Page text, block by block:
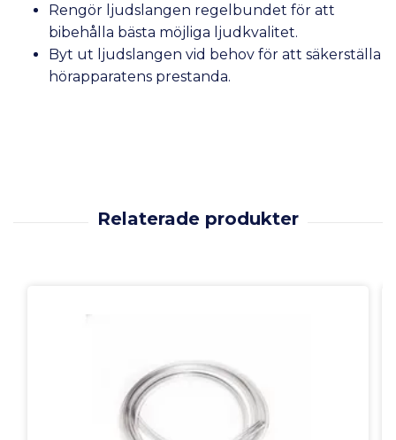
Rengör ljudslangen regelbundet för att
bibehålla bästa möjliga ljudkvalitet.
Byt ut ljudslangen vid behov för att säkerställa
hörapparatens prestanda.